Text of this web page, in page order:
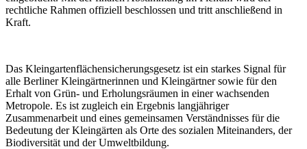
rechtliche Rahmen offiziell beschlossen und tritt anschließend in
Kraft.
Das Kleingartenflächensicherungsgesetz ist ein starkes Signal für
alle Berliner Kleingärtnerinnen und Kleingärtner sowie für den
Erhalt von Grün- und Erholungsräumen in einer wachsenden
Metropole. Es ist zugleich ein Ergebnis langjähriger
Zusammenarbeit und eines gemeinsamen Verständnisses für die
Bedeutung der Kleingärten als Orte des sozialen Miteinanders, der
Biodiversität und der Umweltbildung.